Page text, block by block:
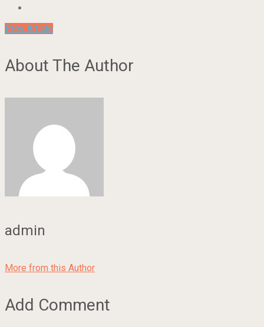
Prev Article
About The Author
admin
More from this Author
Add Comment